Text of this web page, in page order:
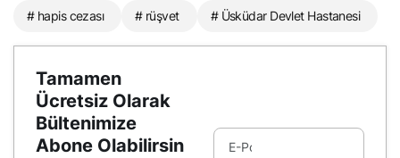
# hapis cezası # rüşvet # Üsküdar Devlet Hastanesi
Tamamen
Ücretsiz Olarak
Bültenimize
Abone Olabilirsin